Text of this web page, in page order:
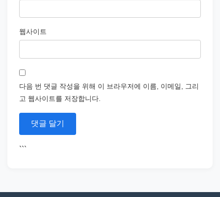
웹사이트
다음 번 댓글 작성을 위해 이 브라우저에 이름, 이메일, 그리
고 웹사이트를 저장합니다.
```